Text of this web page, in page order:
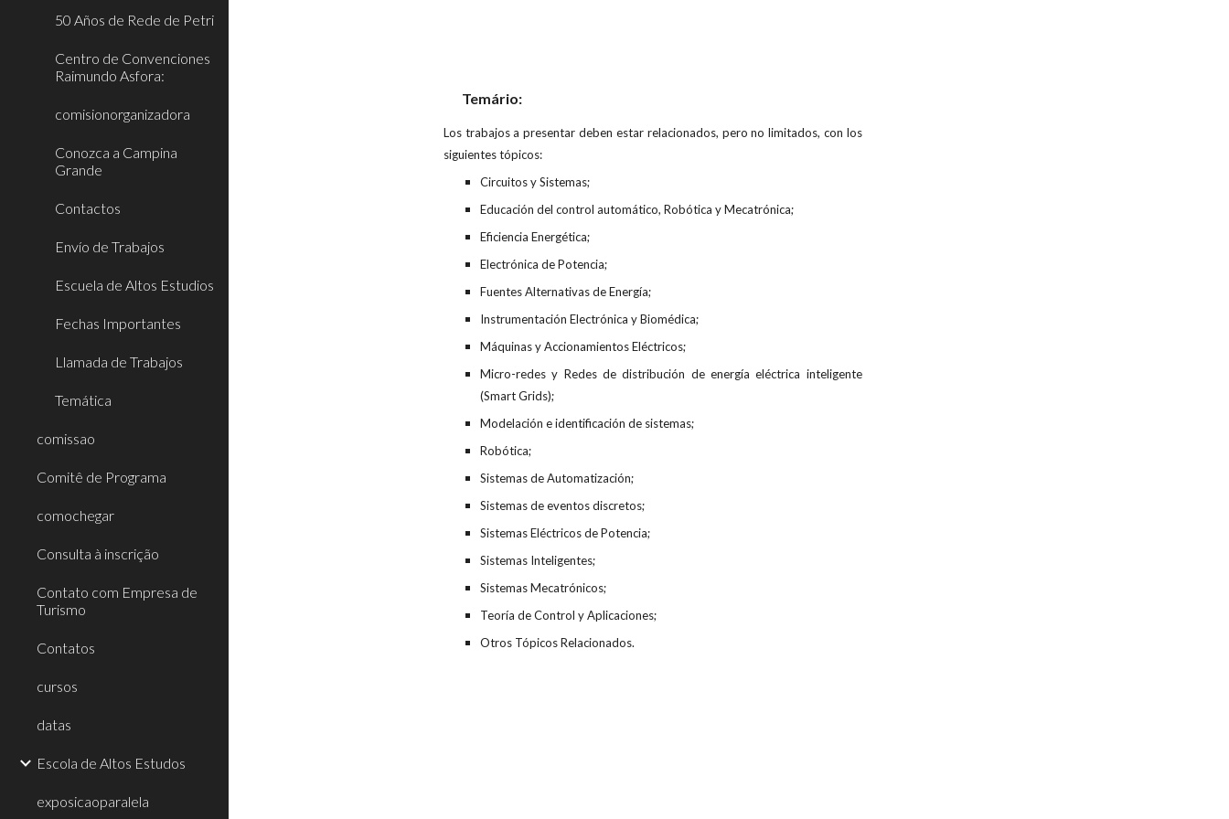
50 Años de Rede de Petri
Centro de Convenciones
Raimundo Asfora:
comisionorganizadora
Conozca a Campina
Grande
Contactos
Envío de Trabajos
Escuela de Altos Estudios
Fechas Importantes
Llamada de Trabajos
Temática
comissao
Comitê de Programa
comochegar
Consulta à inscrição
Contato com Empresa de
Turismo
Contatos
cursos
datas
Escola de Altos Estudos
exposicaoparalela
Temário:
Los trabajos a presentar deben estar relacionados, pero no limitados, con los
siguientes tópicos:
Circuitos y Sistemas;
Educación del control automático, Robótica y Mecatrónica;
Eficiencia Energética;
Electrónica de Potencia;
Fuentes Alternativas de Energía;
Instrumentación Electrónica y Biomédica;
Máquinas y Accionamientos Eléctricos;
Micro-redes y Redes de distribución de energía eléctrica inteligente
(Smart Grids);
Modelación e identificación de sistemas;
Robótica;
Sistemas de Automatización;
Sistemas de eventos discretos;
Sistemas Eléctricos de Potencia;
Sistemas Inteligentes;
Sistemas Mecatrónicos;
Teoría de Control y Aplicaciones;
Otros Tópicos Relacionados.